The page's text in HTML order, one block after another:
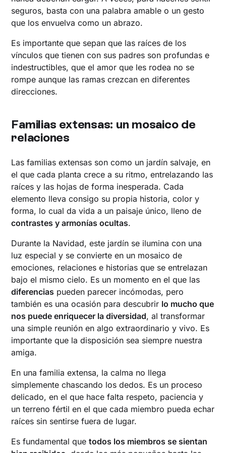
seguros, basta con una palabra amable o un gesto
que los envuelva como un abrazo.
Es importante que sepan que las raíces de los
vínculos que tienen con sus padres son profundas e
indestructibles, que el amor que les rodea no se
rompe aunque las ramas crezcan en diferentes
direcciones.
Familias extensas: un mosaico de
relaciones
Las familias extensas son como un jardín salvaje, en
el que cada planta crece a su ritmo, entrelazando las
raíces y las hojas de forma inesperada. Cada
elemento lleva consigo su propia historia, color y
forma, lo cual da vida a un paisaje único, lleno de
contrastes y armonías ocultas.
Durante la Navidad, este jardín se ilumina con una
luz especial y se convierte en un mosaico de
emociones, relaciones e historias que se entrelazan
bajo el mismo cielo. Es un momento en el que las
diferencias pueden parecer incómodas, pero
también es una ocasión para descubrir lo mucho que
nos puede enriquecer la diversidad, al transformar
una simple reunión en algo extraordinario y vivo. Es
importante que la disposición sea siempre nuestra
amiga.
En una familia extensa, la calma no llega
simplemente chascando los dedos. Es un proceso
delicado, en el que hace falta respeto, paciencia y
un terreno fértil en el que cada miembro pueda echar
raíces sin sentirse fuera de lugar.
Es fundamental quetodos los miembros se sientan